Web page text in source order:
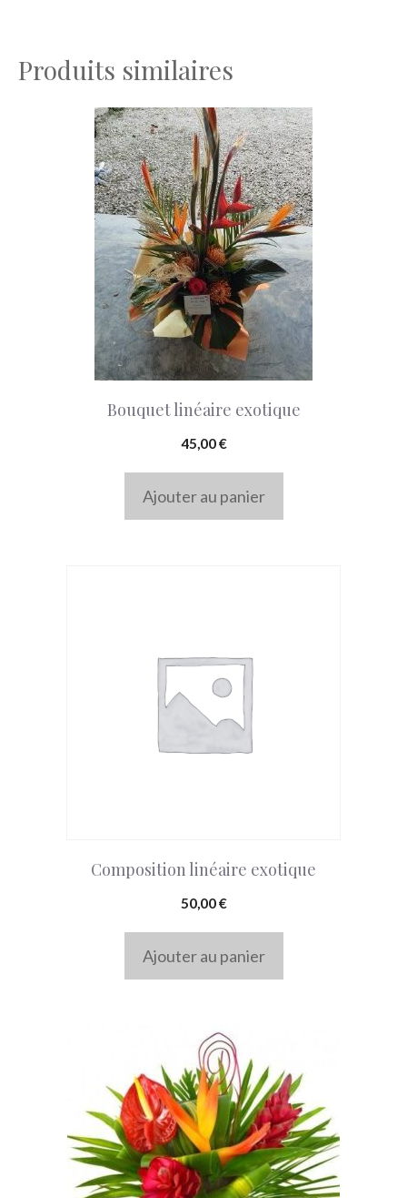
Produits similaires
Bouquet linéaire exotique
45,00€
Ajouter au panier
Composition linéaire exotique
50,00€
Ajouter au panier